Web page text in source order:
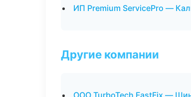
ИП Premium ServicePro —
Другие компании
ООО TurboTech FastFix —